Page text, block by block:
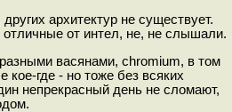
архитектур не существует.
от интел, не, не слышали.
васянами, chromium, в том
кое-где - но тоже без всяких
непрекрасный день не сломают,